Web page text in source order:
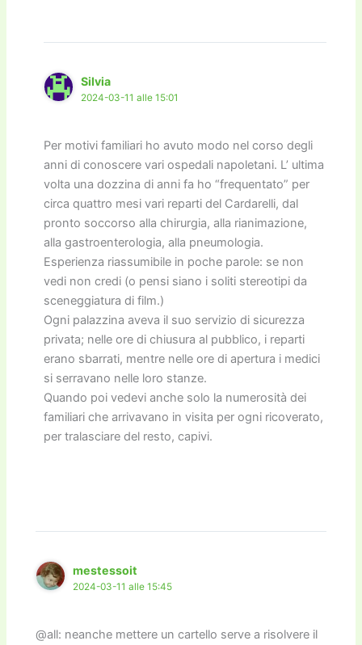
Silvia
2024-03-11 alle 15:01
Per motivi familiari ho avuto modo nel corso degli
anni di conoscere vari ospedali napoletani. L’ ultima
volta una dozzina di anni fa ho “frequentato” per
circa quattro mesi vari reparti del Cardarelli, dal
pronto soccorso alla chirurgia, alla rianimazione,
alla gastroenterologia, alla pneumologia.
Esperienza riassumibile in poche parole: se non
vedi non credi (o pensi siano i soliti stereotipi da
sceneggiatura di film.)
Ogni palazzina aveva il suo servizio di sicurezza
privata; nelle ore di chiusura al pubblico, i reparti
erano sbarrati, mentre nelle ore di apertura i medici
si serravano nelle loro stanze.
Quando poi vedevi anche solo la numerosità dei
familiari che arrivavano in visita per ogni ricoverato,
per tralasciare del resto, capivi.
mestessoit
2024-03-11 alle 15:45
@all: neanche mettere un cartello serve a risolvere il